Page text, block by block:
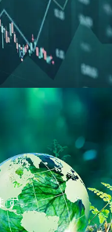
（1,736KB）
準〕（連
加しまし
加しまし
した。
した。
した。
プライチェ
度」今すぐ
案内
Day
す。